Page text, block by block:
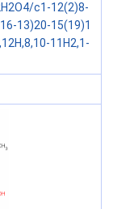
c1-12(2)8-
13)20-15(19)1
11H2,1-